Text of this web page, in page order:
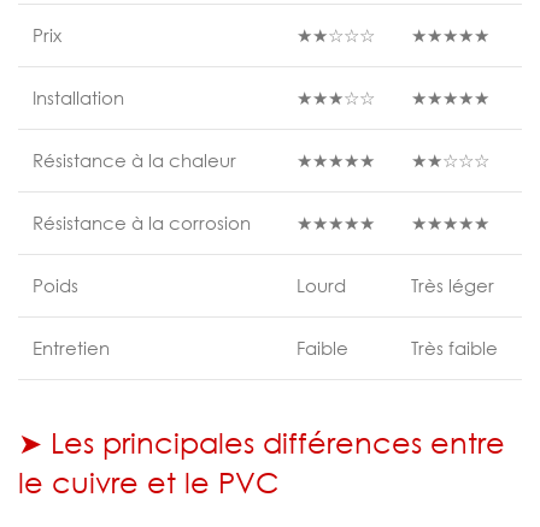
Prix ★★☆☆☆ ★★★★★
Installation ★★★☆☆ ★★★★★
Résistance à la chaleur ★★★★★ ★★☆☆☆
Résistance à la corrosion ★★★★★ ★★★★★
Poids Lourd Très léger
Entretien Faible Très faible
➤ Les principales différences entre
le cuivre et le PVC